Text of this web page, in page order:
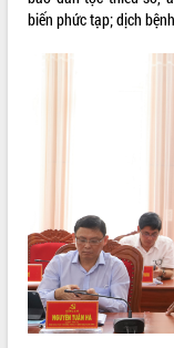
Kỳ họp thứ Hai, Hội đồng
Triết thăm, tặng quà người
phát triển mới
Thường trực HĐND tỉnh
mặt Đoàn chuyên gia y tế
Minh
Lễ truy điệu và an táng
tại Nghĩa trang Liệt sĩ xã
THỐNG KÊ TRUY CẬP
Hôm nay: 2722
Tất cả:
66149518
biến phức tạp; dịch